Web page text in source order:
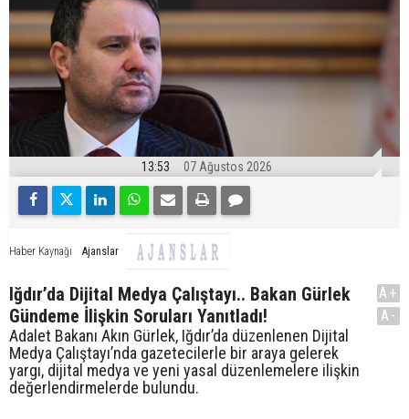
13:53 07 Ağustos 2026
Haber Kaynağı Ajanslar
Iğdır’da Dijital Medya Çalıştayı.. Bakan Gürlek
Gündeme İlişkin Soruları Yanıtladı!
Adalet Bakanı Akın Gürlek, Iğdır’da düzenlenen Dijital
Medya Çalıştayı’nda gazetecilerle bir araya gelerek
yargı, dijital medya ve yeni yasal düzenlemelere ilişkin
değerlendirmelerde bulundu.
A+
A-